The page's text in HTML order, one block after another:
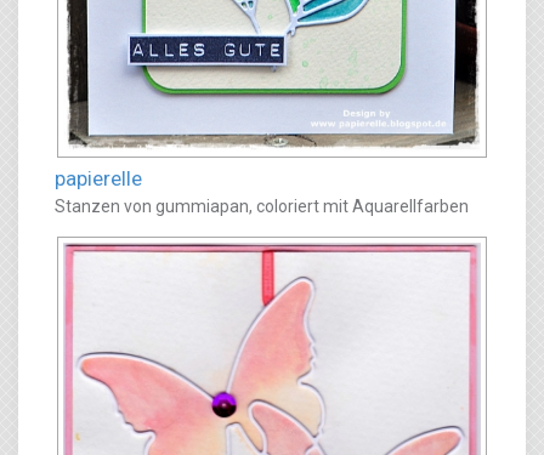
papierelle
Stanzen von gummiapan, coloriert mit Aquarellfarben